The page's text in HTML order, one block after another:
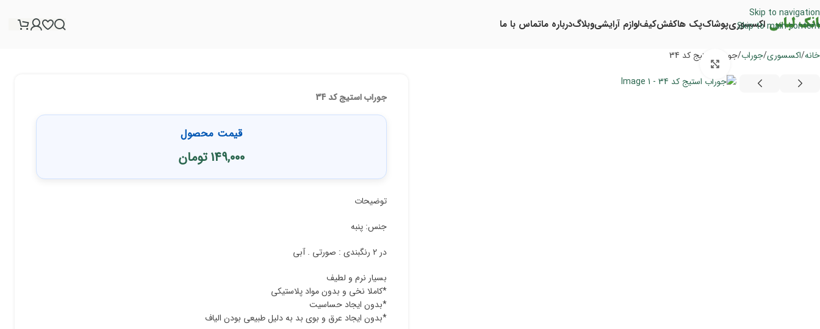
Skip to navigation
Skip to main content
اکسسوریپوشاکپک هاکفشکیفلوازم آرایشیوبلاگدرباره ماتماس با ما
خانه اکسسوری جوراب جوراب استیج کد 34
برای بزرگنمایی کلیک کنید
جوراب استیج کد 34
قیمت محصول
149,000تومان
توضیحات
جنس: پنبه
در 2 رنگبندی : صورتی . آبی
بسیار نرم و لطیف
*کاملا نخی و بدون مواد پلاستیکی
*بدون ایجاد حساسیت
*بدون ایجاد عرق و بوی بد به دلیل طبیعی بودن الیاف